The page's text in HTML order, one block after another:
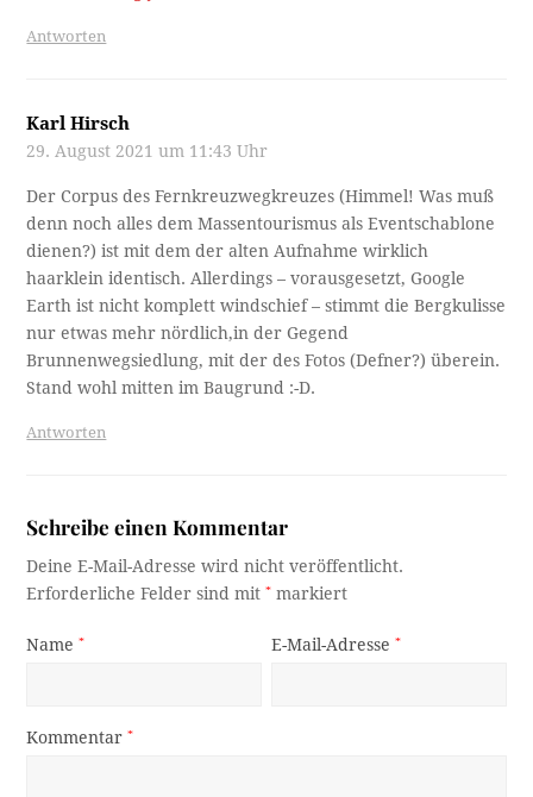
Antworten
Karl Hirsch
29. August 2021 um 11:43 Uhr
Der Corpus des Fernkreuzwegkreuzes (Himmel! Was muß
denn noch alles dem Massentourismus als Eventschablone
dienen?) ist mit dem der alten Aufnahme wirklich
haarklein identisch. Allerdings – vorausgesetzt, Google
Earth ist nicht komplett windschief – stimmt die Bergkulisse
nur etwas mehr nördlich,in der Gegend
Brunnenwegsiedlung, mit der des Fotos (Defner?) überein.
Stand wohl mitten im Baugrund :-D.
Antworten
Schreibe einen Kommentar
Deine E-Mail-Adresse wird nicht veröffentlicht.
Erforderliche Felder sind mit* markiert
Name* E-Mail-Adresse*
Kommentar*